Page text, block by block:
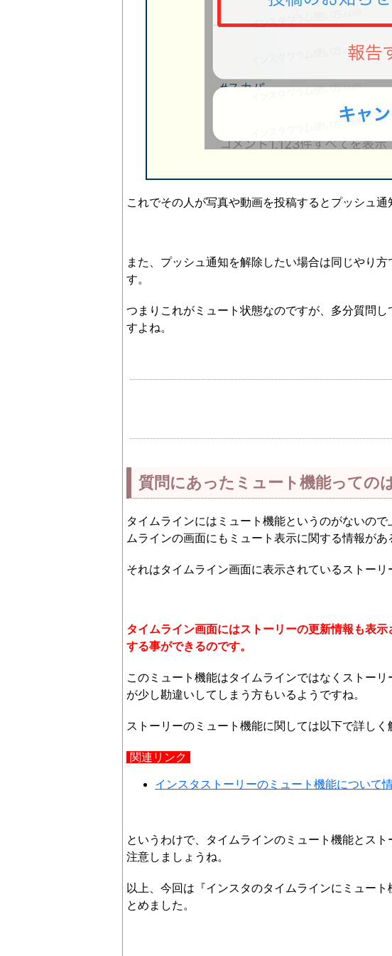
これでその人が写真や動画を投稿するとプッシュ通
また、プッシュ通知を解除したい場合は同じやり
す。
つまりこれがミュート状態なのですが、多分質問
すよね。
質問にあったミュート機能っての
タイムラインにはミュート機能というのがないの
ムラインの画面にもミュート表示に関する情報が
それはタイムライン画面に表示されているストーリ
タイムライン画面にはストーリーの更新情報も表
する事ができるのです。
このミュート機能はタイムラインではなくストー
が少し勘違いしてしまう方もいるようですね。
ストーリーのミュート機能に関しては以下で詳しく
関連リンク
インスタストーリーのミュート機能について
というわけで、タイムラインのミュート機能とス
注意しましょうね。
以上、今回は『インスタのタイムラインにミュー
とめました。